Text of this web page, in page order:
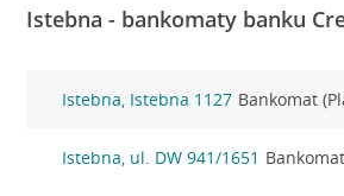
Istebna - bankomaty banku
Istebna, Istebna 1127 Bankomat
Istebna, ul. DW 941/1651